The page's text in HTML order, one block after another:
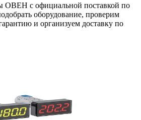
ОВЕН с официальной поставкой по
оборудование, проверим
и организуем доставку по